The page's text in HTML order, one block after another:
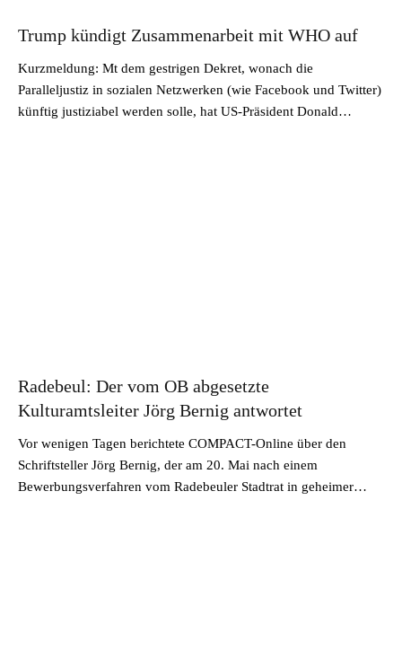
Trump kündigt Zusammenarbeit mit WHO auf
Kurzmeldung: Mt dem gestrigen Dekret, wonach die
Paralleljustiz in sozialen Netzwerken (wie Facebook und Twitter)
künftig justiziabel werden solle, hat US-Präsident Donald…
Radebeul: Der vom OB abgesetzte
Kulturamtsleiter Jörg Bernig antwortet
Vor wenigen Tagen berichtete COMPACT-Online über den
Schriftsteller Jörg Bernig, der am 20. Mai nach einem
Bewerbungsverfahren vom Radebeuler Stadtrat in geheimer…